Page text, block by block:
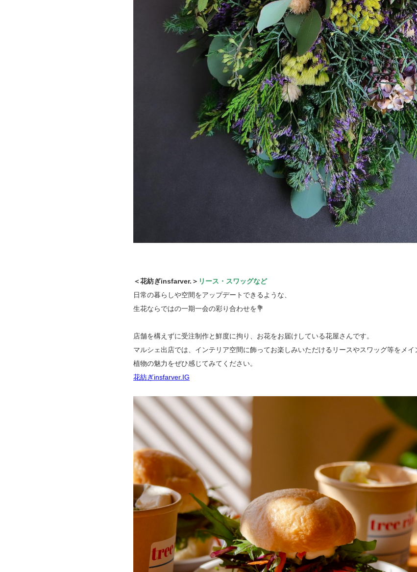
＜花紡ぎinsfarver.＞ リース・スワッグなど
日常の暮らしや空間をアップデートできるような、
生花ならではの一期一会の彩り合わせを💐
店舗を構えずに受注制作と鮮度に拘り、お花をお届けしている花屋さんです。
マルシェ出店では、インテリア空間に飾ってお楽しみいただけるリースやスワッグ等をメ
植物の魅力をぜひ感じてみてください。
花紡ぎinsfarver.IG